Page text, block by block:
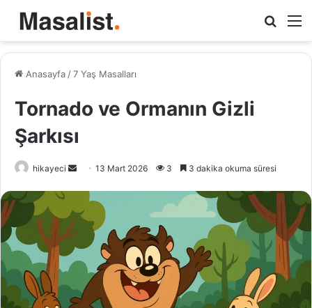
Arama
yap
Anasayfa /7 Yaş Masalları
Tornado ve Ormanın Gizli
Şarkısı
hikayeci
e
p
t
13 Mart 2026 3 3 dakika okuma süresi